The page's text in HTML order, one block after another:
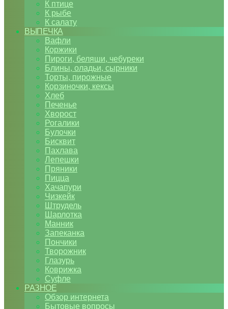
К птице
К рыбе
К салату
ВЫПЕЧКА
Вафли
Коржики
Пироги, беляши, чебуреки
Блины, оладьи, сырники
Торты, пирожные
Корзиночки, кексы
Хлеб
Печенье
Хворост
Рогалики
Булочки
Бисквит
Пахлава
Лепешки
Пряники
Пицца
Хачапури
Чизкейк
Штрудель
Шарлотка
Манник
Запеканка
Пончики
Творожник
Глазурь
Коврижка
Суфле
РАЗНОЕ
Обзор интернета
Бытовые вопросы